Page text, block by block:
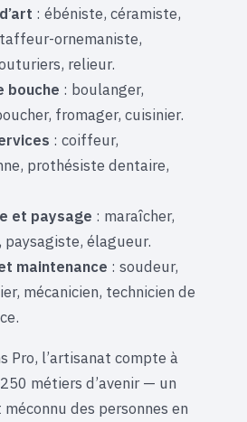
: ébéniste, céramiste,
ornemaniste,
relieur.
bouche : boulanger,
fromager, cuisinier.
: coiffeur,
prothésiste dentaire,
et paysage : maraîcher,
élagueur.
maintenance : soudeur,
mécanicien, technicien de
Pro, l’artisanat compte à
métiers d’avenir — un
des personnes en